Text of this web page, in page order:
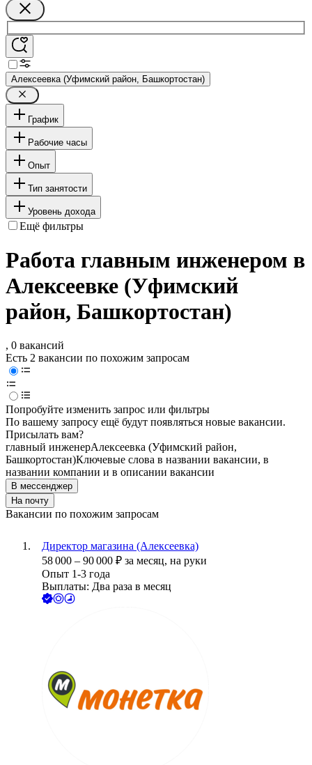
Алексеевка (Уфимский район, Башкортостан)
График
Рабочие часы
Опыт
Тип занятости
Уровень дохода
Ещё фильтры
Работа главным инженером в
Алексеевке (Уфимский
район, Башкортостан)
, 0 вакансий
Есть 2 вакансии по похожим запросам
Попробуйте изменить запрос или фильтры
По вашему запросу ещё будут появляться новые вакансии.
Присылать вам?
главный инженерАлексеевка (Уфимский район,
Башкортостан)Ключевые слова в названии вакансии, в
названии компании и в описании вакансии
В мессенджер
На почту
Вакансии по похожим запросам
Директор магазина (Алексеевка)
58 000 – 90 000 ₽ за месяц, на руки
Опыт 1-3 года
Выплаты: Два раза в месяц